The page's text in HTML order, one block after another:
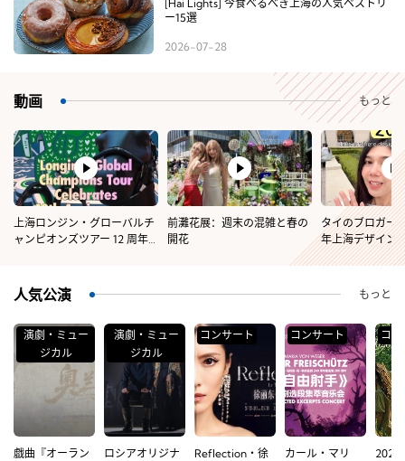
[Hai Lights] 今食べるべき上海の人気ペストリ
ー15選
2026-07-28
動画 もっと
上海ロンジン・グローバルチ
ャンピオンズツアー 12 周年
前灘花展：週末の混雑と春の
開花
タイのブロガー
年上海デザイン
人気公演 もっと
戯曲『オーラン
演劇・ミュー
ジカル
ロシアオリジナ
演劇・ミュー
ジカル
Reflection・徐
コンサート
カール・マリ
コンサート
2026
コ